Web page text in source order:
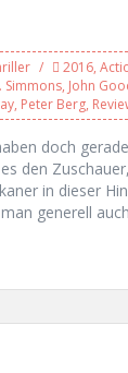
2016,
Simmons, John
, Peter Berg,
doch
den
in dieser
generell